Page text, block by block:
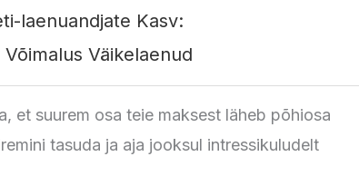
laenuandjate Kasv:
Väikelaenud
et suurem osa teie maksest läheb põhiosa
tasuda ja aja jooksul intressikuludelt